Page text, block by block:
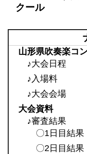
クール
山形県吹奏楽コ
♪大会日程
♪入場料
♪大会会場
大会資料
♪審査結果
〇1日目結果
〇2日目結果